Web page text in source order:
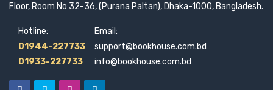
Floor, Room No:32-36, (Purana Paltan), Dhaka-1000, Bangladesh.
Hotline:
01944-227733
01933-227733
Email:
support@bookhouse.com.bd
info@bookhouse.com.bd